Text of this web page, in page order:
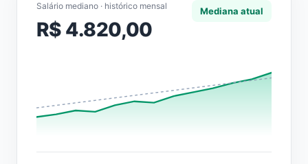
Salário mediano · histórico mensal
R$ 4.820,00
Mediana atual